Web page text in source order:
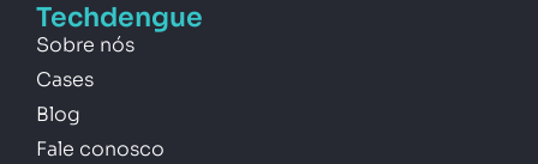
Techdengue
Sobre nós
Cases
Blog
Fale conosco